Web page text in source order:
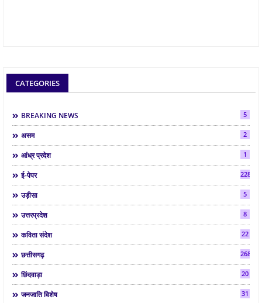
CATEGORIES
BREAKING NEWS 5
असम 2
आंध्र प्रदेश 1
ई-पेपर 2286
उड़ीसा 5
उत्तरप्रदेश 8
कविता संदेश 22
छत्तीसगढ़ 268
छिंदवाड़ा 20
जनजाति विशेष 31